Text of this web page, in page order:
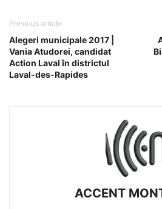
Previous article
Alegeri municipale 2017 |
Vania Atudorei, candidat
Action Laval în districtul
Laval-des-Rapides
ACCENT